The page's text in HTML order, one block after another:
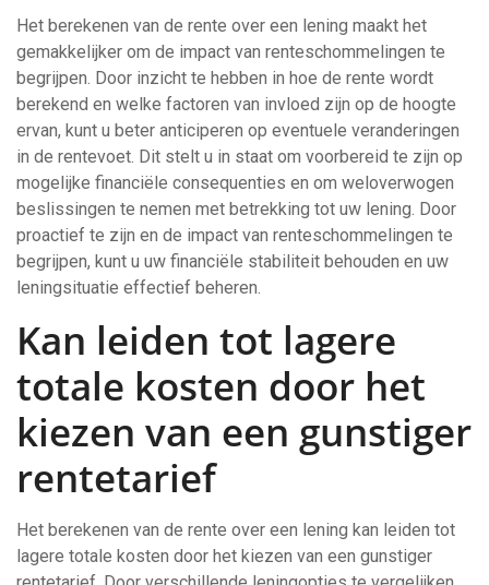
Het berekenen van de rente over een lening maakt het
gemakkelijker om de impact van renteschommelingen te
begrijpen. Door inzicht te hebben in hoe de rente wordt
berekend en welke factoren van invloed zijn op de hoogte
ervan, kunt u beter anticiperen op eventuele veranderingen
in de rentevoet. Dit stelt u in staat om voorbereid te zijn op
mogelijke financiële consequenties en om weloverwogen
beslissingen te nemen met betrekking tot uw lening. Door
proactief te zijn en de impact van renteschommelingen te
begrijpen, kunt u uw financiële stabiliteit behouden en uw
leningsituatie effectief beheren.
Kan leiden tot lagere
totale kosten door het
kiezen van een gunstiger
rentetarief
Het berekenen van de rente over een lening kan leiden tot
lagere totale kosten door het kiezen van een gunstiger